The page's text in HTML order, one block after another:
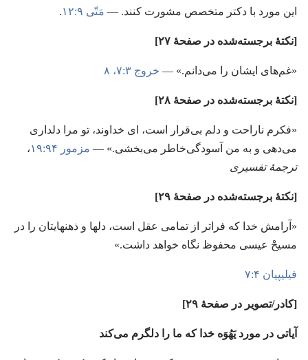
این مورد با دکتر متخصص مشورت کنند.‏ —‏ مَتّی ۹:‏۱۲ ‏.‏
‏[نکتهٔ برجسته‌شده در صفحهٔ ۲۷]‏
‏«غم‌های ایشان را می‌دانم.‏» —‏ خروج ۳:‏۷،‏ ۸
‏[نکتهٔ برجسته‌شده در صفحهٔ ۲۸]‏
‏«فکرم ناراحت و دلم بی‌قرار است،‏ ای خداوند،‏ تو مرا دلداری
می‌دهی و به من آسودگی‌خاطر می‌بخشی.‏» —‏ مزمور ۹۴:‏۱۹
‏،‏
ترجمهٔ تفسیری
‏[نکتهٔ برجسته‌شده در صفحهٔ ۲۹]‏
‏«آرامش خدا که فراتر از تمامی عقل است،‏ دلها و ذهنهایتان را در
مسیحْ عیسی محفوظ نگاه خواهد داشت.‏»‏
فیلیپیان ۴:‏۷
‏[کادر/‏تصویر در صفحهٔ ۲۹]‏
آیاتی در مورد یَهُوَه خدا که ما را دلگرم می‌کند